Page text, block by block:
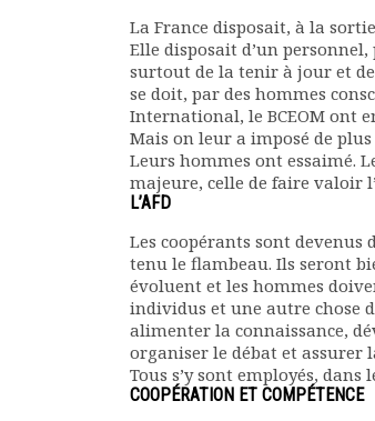
La France disposait, à la
Elle disposait d’un personnel,
surtout de la tenir à jour et
se doit, par des hommes
International, le BCEOM ont
Mais on leur a imposé de
Leurs hommes ont essaimé.
majeure, celle de faire valoir
L’AFD
Les coopérants sont devenus
tenu le flambeau. Ils seront
évoluent et les hommes
individus et une autre chose
alimenter la connaissance,
organiser le débat et
Tous s’y sont employés, dans
COOPÉRATION ET COMPÉTENCE